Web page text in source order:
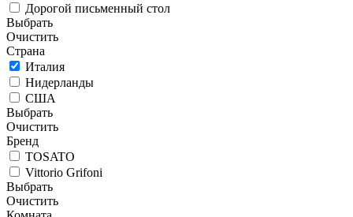
Дорогой письменный стол
Выбрать
Очистить
Страна
Италия
Нидерланды
США
Выбрать
Очистить
Бренд
TOSATO
Vittorio Grifoni
Выбрать
Очистить